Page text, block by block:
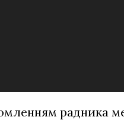
радника